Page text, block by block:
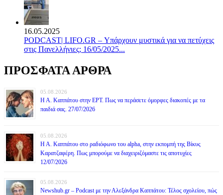
16.05.2025
PODCAST| LIFO.GR – Υπάρχουν μυστικά για να πετύχεις
στις Πανελλήνιες; 16/05/2025...
ΠΡΟΣΦΑΤΑ ΑΡΘΡΑ
05.08.2026
Η Α. Καππάτου στην ΕΡΤ. Πως να περάσετε όμορφες διακοπές με τα
παιδιά σας. 27/07/2026
05.08.2026
Η Α. Καππάτου στο ραδιόφωνο του alpha, στην εκπομπή της Βίκυς
Καρατζαφέρη. Πως μπορούμε να διαχειριζόμαστε τις αποτυχίες
12/07/2026
05.08.2026
Newshub.gr – Podcast με την Αλεξάνδρα Καππάτου: Τέλος σχολείου, πώς